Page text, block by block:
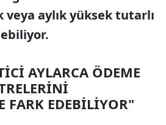
veya aylık yüksek tutarlı
AYLARCA ÖDEME
FARK EDEBİLİYOR"